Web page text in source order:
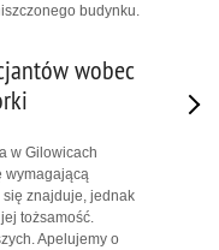
budynku.
wobec
w Gilowicach
wymagającą
się znajduje, jednak
tożsamość.
Apelujemy o